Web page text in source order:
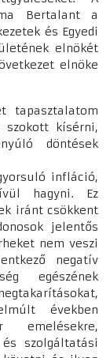
Bertalant a
és Egyedi
elnökét
elnöke
tapasztalatom
szokott kísérni,
döntések
infláció,
hagyni. Ez
iránt csökkent
jelentős
nem veszi
negatív
egészének
években
emelésekre,
szolgáltatási